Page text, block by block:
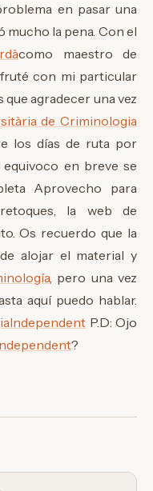
en pasar una
mucho la pena. Con el
como maestro de
con mi particular
que agradecer una vez
de Criminologia
los días de ruta por
en breve se
Aprovecho para
la web de
Os recuerdo que la
alojar el material y
, pero una vez
aquí puedo hablar.
P.D: Ojo
?